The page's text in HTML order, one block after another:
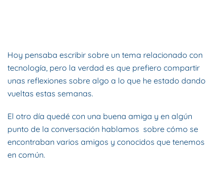
Hoy pensaba escribir sobre un tema relacionado con
tecnología, pero la verdad es que prefiero compartir
unas reflexiones sobre algo a lo que he estado dando
vueltas estas semanas.
El otro día quedé con una buena amiga y en algún
punto de la conversación hablamos sobre cómo se
encontraban varios amigos y conocidos que tenemos
en común.